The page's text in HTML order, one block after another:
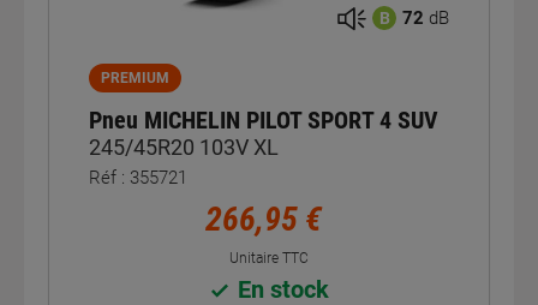
B 72 dB
PREMIUM
Pneu MICHELIN PILOT SPORT 4 SUV
245/45R20 103V XL
Réf : 355721
266,95 €
Unitaire TTC
En stock